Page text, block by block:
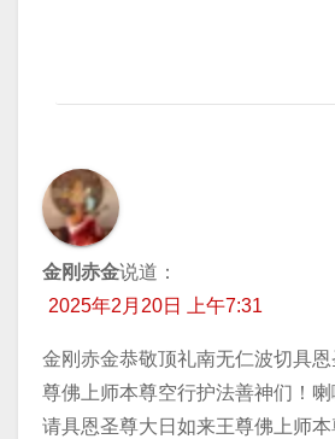
金刚赤金说道：
2025年2月20日 上午7:31
金刚赤金恭敬顶礼南无仁波切具
尊佛上师本尊空行护法善神们！
请具恩圣尊大日如来王尊佛上师